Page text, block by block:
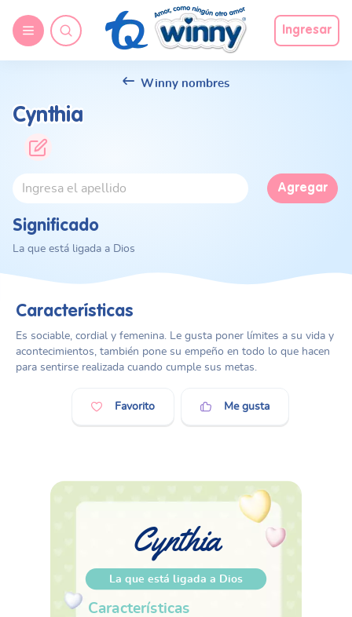
Ingresar
Winny nombres
Cynthia
Agregar
Significado
La que está ligada a Dios
Características
Es sociable, cordial y femenina. Le gusta poner límites a su vida y
acontecimientos, también pone su empeño en todo lo que hacen
para sentirse realizada cuando cumple sus metas.
Favorito Me gusta
Cynthia
La que está ligada a Dios
Características